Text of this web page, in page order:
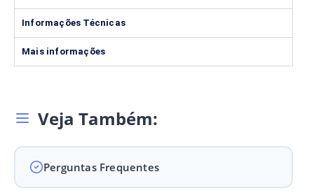
Informações Técnicas
Mais informações
Veja Também:
Perguntas Frequentes